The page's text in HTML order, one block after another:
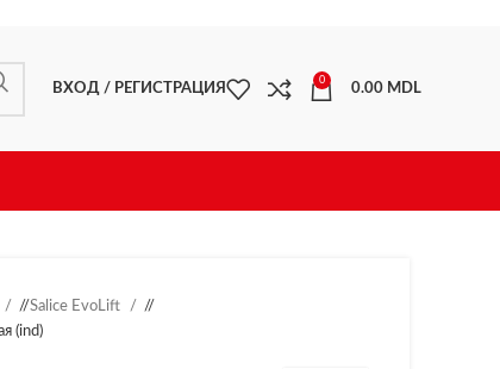
ВХОД / РЕГИСТРАЦИЯ
0
0.00 MDL
/ Salice EvoLift
/
(ind)